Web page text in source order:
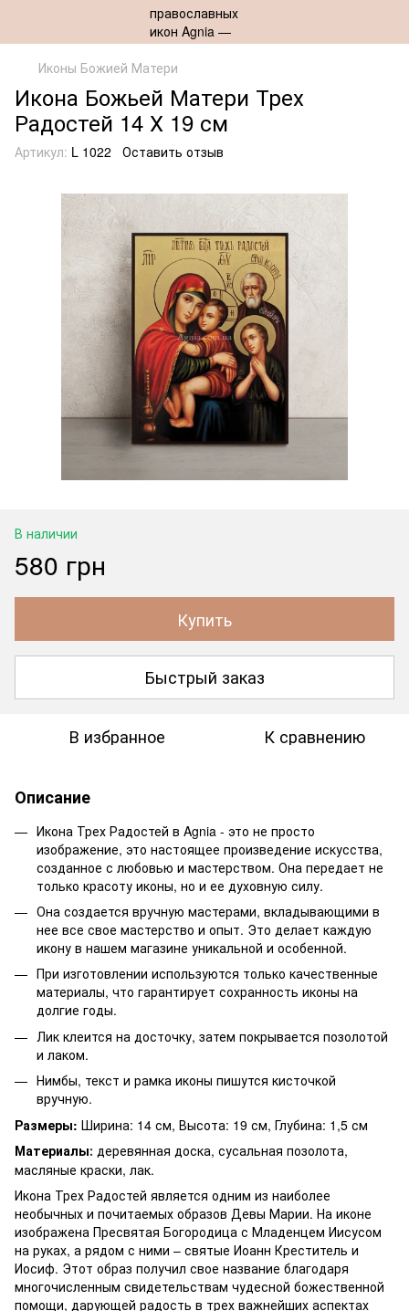
Иконы Божией Матери
Икона Божьей Матери Трех
Радостей 14 Х 19 см
Артикул: L 1022 Оставить отзыв
В наличии
580 грн
Купить
Быстрый заказ
В избранное К сравнению
Описание
Икона Трех Радостей в Agnia - это не просто
изображение, это настоящее произведение искусства,
созданное с любовью и мастерством. Она передает не
только красоту иконы, но и ее духовную силу.
Она создается вручную мастерами, вкладывающими в
нее все свое мастерство и опыт. Это делает каждую
икону в нашем магазине уникальной и особенной.
При изготовлении используются только качественные
материалы, что гарантирует сохранность иконы на
долгие годы.
Лик клеится на досточку, затем покрывается позолотой
и лаком.
Нимбы, текст и рамка иконы пишутся кисточкой
вручную.
Размеры: Ширина: 14 см, Высота: 19 см, Глубина: 1,5 см
Материалы: деревянная доска, сусальная позолота,
масляные краски, лак.
Икона Трех Радостей является одним из наиболее
необычных и почитаемых образов Девы Марии. На иконе
изображена Пресвятая Богородица с Младенцем Иисусом
на руках, а рядом с ними – святые Иоанн Креститель и
Иосиф. Этот образ получил свое название благодаря
многочисленным свидетельствам чудесной божественной
помощи, дарующей радость в трех важнейших аспектах